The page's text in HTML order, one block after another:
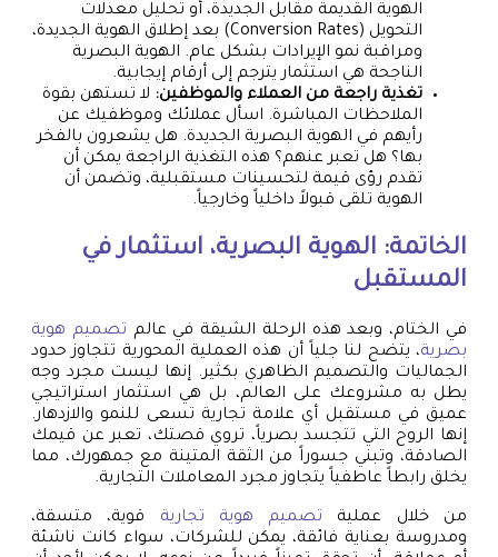
الهوية القديمة مقابل الجديدة، أو تحليل معدلات
التحويل (Conversion Rates) بعد إطلاق الهوية الجديدة،
ومراقبة نمو الإيرادات بشكل عام. الهوية البصرية
الناجحة هي استثمار يترجم إلى أرقام إيجابية.
تغذية راجعة من العملاء والموظفين: لا تستهن بقوة
الملاحظات المباشرة. اسأل عملائك وموظفيك عن
رأيهم في الهوية البصرية الجديدة. هل يشعرون بالفخر
بها؟ هل تعبر عنهم؟ هذه التغذية الراجعة يمكن أن
تقدم رؤى قيمة لتحسينات مستقبلية، وتضمن أن
الهوية تلقى قبولاً داخلياً وخارجياً.
الخاتمة: الهوية البصرية، استثمار في
المستقبل
في الختام، وبعد هذه الرحلة الشيقة في عالم تصميم هوية
بصرية، يتضح لنا جلياً أن هذه العملية المحورية تتجاوز حدود
الجماليات والتصميم الظاهري بكثير. إنها ليست مجرد وجه
يطل به مشروعك على العالم، بل هي استثمار استراتيجي
عميق في مستقبل أي علامة تجارية تسعى للنمو والازدهار.
إنها الروح التي تتجسد بصرياً، تروي قصتك، تعبر عن قيمك
الصادقة، وتبني جسوراً من الثقة المتينة مع جمهورك، مما
يخلق رابطاً عاطفياً يتجاوز مجرد المعاملات التجارية.
من خلال عملية تصميم هوية تجارية قوية، متسقة،
ومدروسة بعناية فائقة، يمكن للشركات، سواء كانت ناشئة